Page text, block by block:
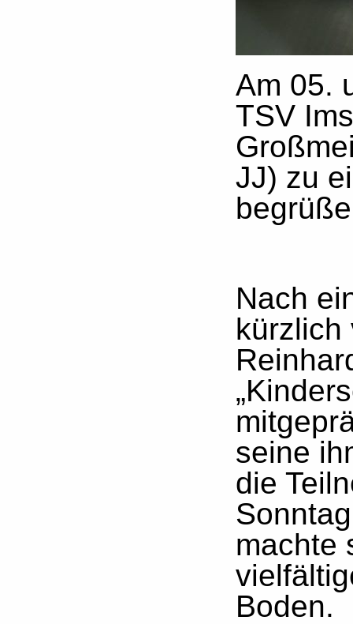
Am 05.
TSV
JJ) zu
Nach
kürzlich
seine
die
machte
Boden.